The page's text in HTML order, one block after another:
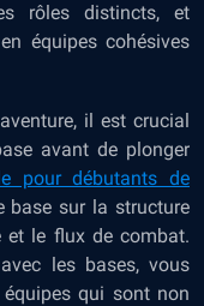
rôles distincts, et
équipes cohésives
il est crucial
avant de plonger
pour débutants de
base sur la structure
et le flux de combat.
les bases, vous
qui sont non